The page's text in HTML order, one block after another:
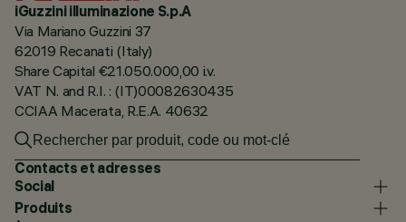
iGuzzini illuminazione S.p.A
Via Mariano Guzzini 37
62019 Recanati (Italy)
Share Capital €21.050.000,00 i.v.
VAT N. and R.I. : (IT)00082630435
CCIAA Macerata, R.E.A. 40632
Contacts et adresses
Social
Produits